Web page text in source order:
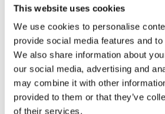
This website uses cookies
We use cookies to personalise
provide social media features and
We also share information about
our social media, advertising and
may combine it with other
provided to them or that they’ve
of their services.
Spara mitt namn, min e-postadress
webbläsare till nästa gång jag skriver
Har du utnyttjat kortidsarbete? Dags